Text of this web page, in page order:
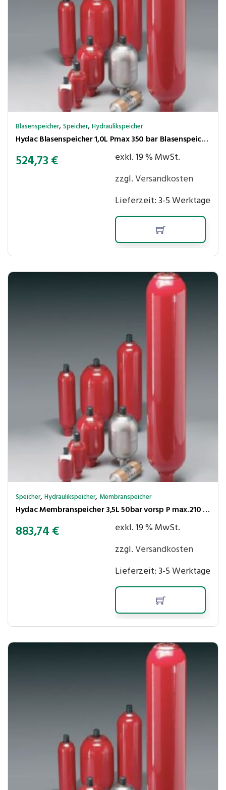
Blasenspeicher,Speicher,Hydraulikspeicher
Hydac Blasenspeicher 1,0L Pmax 350 bar Blasenspeicher 1,0L Pmax 350 bar
524,73€
exkl. 19 % MwSt.
zzgl.Versandkosten
Lieferzeit:3-5 Werktage
Speicher,Hydraulikspeicher, Membranspeicher
Hydac Membranspeicher 3,5L 50bar vorsp P max.210 bar,Ölanschl. G3/4″ innen
883,74€
exkl. 19 % MwSt.
zzgl.Versandkosten
Lieferzeit:3-5 Werktage